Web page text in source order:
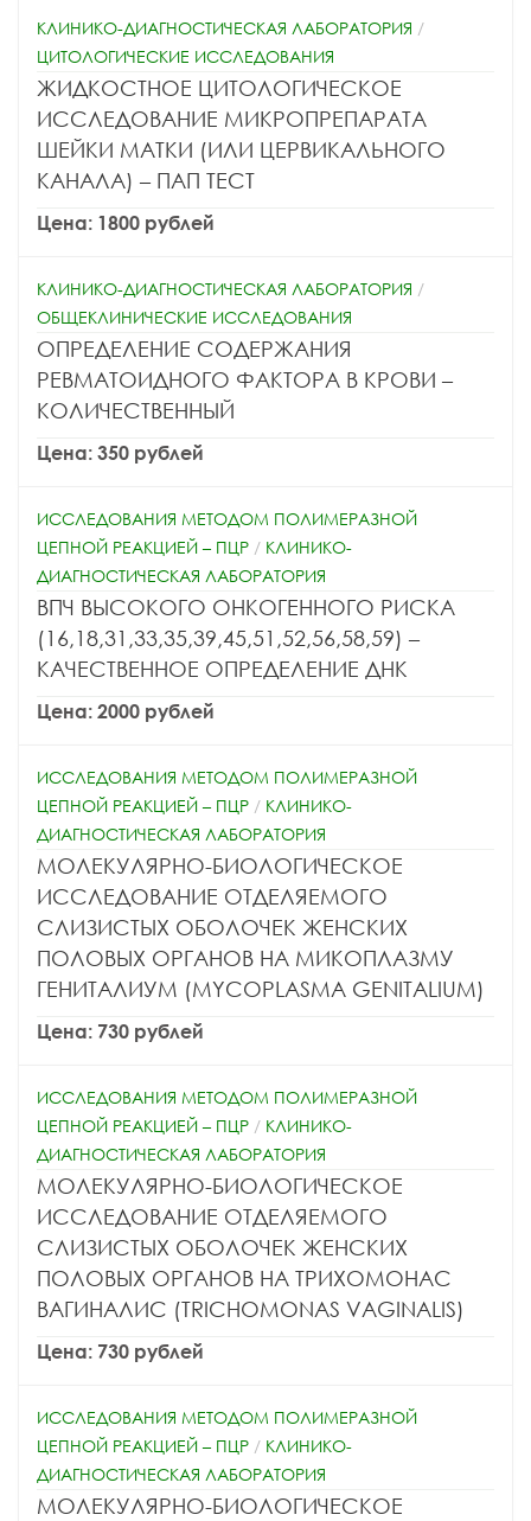
КЛИНИКО-ДИАГНОСТИЧЕСКАЯ ЛАБОРАТОРИЯ /
ЦИТОЛОГИЧЕСКИЕ ИССЛЕДОВАНИЯ
ЖИДКОСТНОЕ ЦИТОЛОГИЧЕСКОЕ
ИССЛЕДОВАНИЕ МИКРОПРЕПАРАТА
ШЕЙКИ МАТКИ (ИЛИ ЦЕРВИКАЛЬНОГО
КАНАЛА) – ПАП ТЕСТ
Цена: 1800 рублей
КЛИНИКО-ДИАГНОСТИЧЕСКАЯ ЛАБОРАТОРИЯ /
ОБЩЕКЛИНИЧЕСКИЕ ИССЛЕДОВАНИЯ
ОПРЕДЕЛЕНИЕ СОДЕРЖАНИЯ
РЕВМАТОИДНОГО ФАКТОРА В КРОВИ –
КОЛИЧЕСТВЕННЫЙ
Цена: 350 рублей
ИССЛЕДОВАНИЯ МЕТОДОМ ПОЛИМЕРАЗНОЙ
ЦЕПНОЙ РЕАКЦИЕЙ – ПЦР / КЛИНИКО-
ДИАГНОСТИЧЕСКАЯ ЛАБОРАТОРИЯ
ВПЧ ВЫСОКОГО ОНКОГЕННОГО РИСКА
(16,18,31,33,35,39,45,51,52,56,58,59) –
КАЧЕСТВЕННОЕ ОПРЕДЕЛЕНИЕ ДНК
Цена: 2000 рублей
ИССЛЕДОВАНИЯ МЕТОДОМ ПОЛИМЕРАЗНОЙ
ЦЕПНОЙ РЕАКЦИЕЙ – ПЦР / КЛИНИКО-
ДИАГНОСТИЧЕСКАЯ ЛАБОРАТОРИЯ
МОЛЕКУЛЯРНО-БИОЛОГИЧЕСКОЕ
ИССЛЕДОВАНИЕ ОТДЕЛЯЕМОГО
СЛИЗИСТЫХ ОБОЛОЧЕК ЖЕНСКИХ
ПОЛОВЫХ ОРГАНОВ НА МИКОПЛАЗМУ
ГЕНИТАЛИУМ (MYCOPLASMA GENITALIUM)
Цена: 730 рублей
ИССЛЕДОВАНИЯ МЕТОДОМ ПОЛИМЕРАЗНОЙ
ЦЕПНОЙ РЕАКЦИЕЙ – ПЦР / КЛИНИКО-
ДИАГНОСТИЧЕСКАЯ ЛАБОРАТОРИЯ
МОЛЕКУЛЯРНО-БИОЛОГИЧЕСКОЕ
ИССЛЕДОВАНИЕ ОТДЕЛЯЕМОГО
СЛИЗИСТЫХ ОБОЛОЧЕК ЖЕНСКИХ
ПОЛОВЫХ ОРГАНОВ НА ТРИХОМОНАС
ВАГИНАЛИС (TRICHOMONAS VAGINALIS)
Цена: 730 рублей
ИССЛЕДОВАНИЯ МЕТОДОМ ПОЛИМЕРАЗНОЙ
ЦЕПНОЙ РЕАКЦИЕЙ – ПЦР / КЛИНИКО-
ДИАГНОСТИЧЕСКАЯ ЛАБОРАТОРИЯ
МОЛЕКУЛЯРНО-БИОЛОГИЧЕСКОЕ